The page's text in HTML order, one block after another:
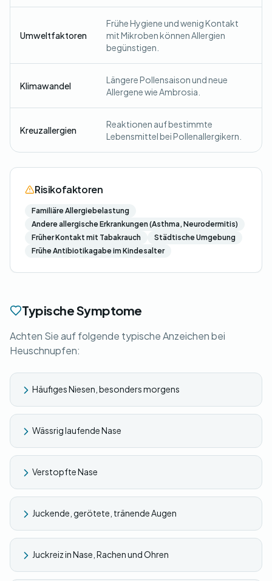
Umweltfaktoren
Frühe Hygiene und wenig Kontakt
mit Mikroben können Allergien
begünstigen.
Klimawandel
Längere Pollensaison und neue
Allergene wie Ambrosia.
Kreuzallergien
Reaktionen auf bestimmte
Lebensmittel bei Pollenallergikern.
Risikofaktoren
Familiäre Allergiebelastung
Andere allergische Erkrankungen (Asthma, Neurodermitis)
Früher Kontakt mit Tabakrauch
Städtische Umgebung
Frühe Antibiotikagabe im Kindesalter
Typische Symptome
Achten Sie auf folgende typische Anzeichen bei
Heuschnupfen:
Häufiges Niesen, besonders morgens
Wässrig laufende Nase
Verstopfte Nase
Juckende, gerötete, tränende Augen
Juckreiz in Nase, Rachen und Ohren